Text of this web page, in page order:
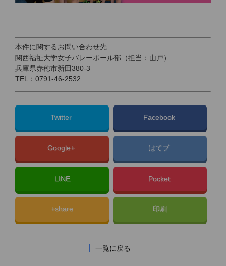
本件に関するお問い合わせ先
関西福祉大学女子バレーボール部（担当：山戸）
兵庫県赤穂市新田380-3
TEL：0791-46-2532
Twitter Facebook
Google+ はてブ
LINE Pocket
+share 印刷
一覧に戻る